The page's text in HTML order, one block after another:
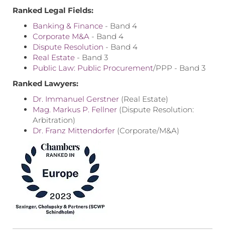
Ranked Legal Fields:
Banking & Finance - Band 4
Corporate M&A - Band 4
Dispute Resolution - Band 4
Real Estate - Band 3
Public Law: Public Procurement/PPP - Band 3
Ranked Lawyers:
Dr. Immanuel Gerstner (Real Estate)
Mag. Markus P. Fellner (Dispute Resolution:
Arbitration)
Dr. Franz Mittendorfer (Corporate/M&A)